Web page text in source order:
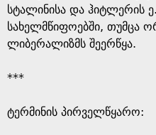
სტალინისა და ჰიტლერის
სახელმწიფოებში, თუმცა
ლიბერალიზმს შეერწყა.
***
ტერმინის პირველწყარო: ​